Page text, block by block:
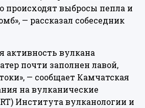
происходят выбросы пепла и
— рассказал собеседник
активность вулкана
почти заполнен лавой,
— сообщает Камчатская
на вулканические
Института вулканологии и